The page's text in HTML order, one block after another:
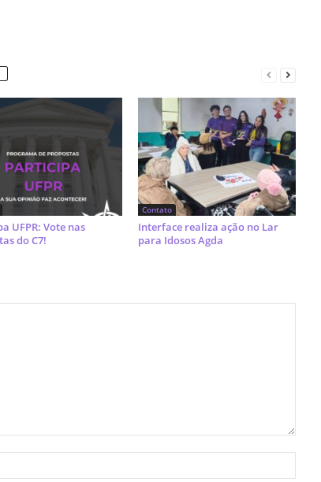
UFPR: Vote nas
do C7!
Contato
Interface realiza ação no Lar
para Idosos Agda